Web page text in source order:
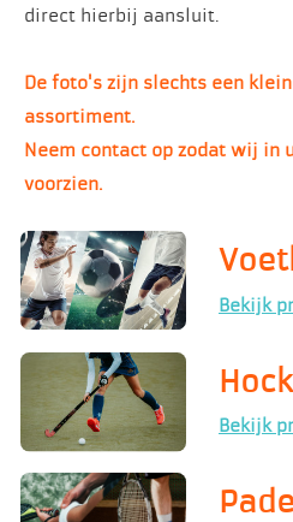
direct hierbij aansluit.
De foto's zijn slechts een
assortiment.
Neem contact op zodat wij in
voorzien.
Bekijk
Bekijk